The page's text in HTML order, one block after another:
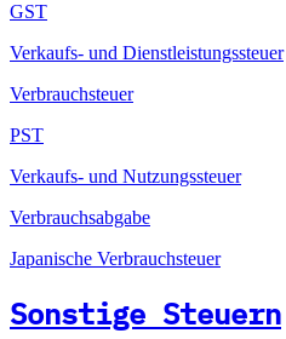
GST
Verkaufs- und Dienstleistungssteuer
Verbrauchsteuer
PST
Verkaufs- und Nutzungssteuer
Verbrauchsabgabe
Japanische Verbrauchsteuer
Sonstige Steuern